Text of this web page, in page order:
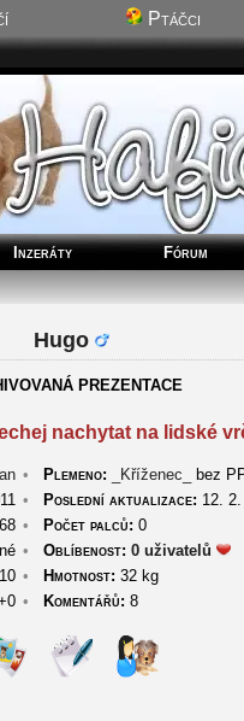
Ptáčci
Inzeráty Fórum
Hugo
PREZENTACE
nachytat na lidské
• Plemeno: _Kříženec_
bez
• Poslední aktualizace: 12.
• Počet palců: 0
• Oblíbenost: 0 uživatelů
• Hmotnost: 32 kg
• Komentářů: 8